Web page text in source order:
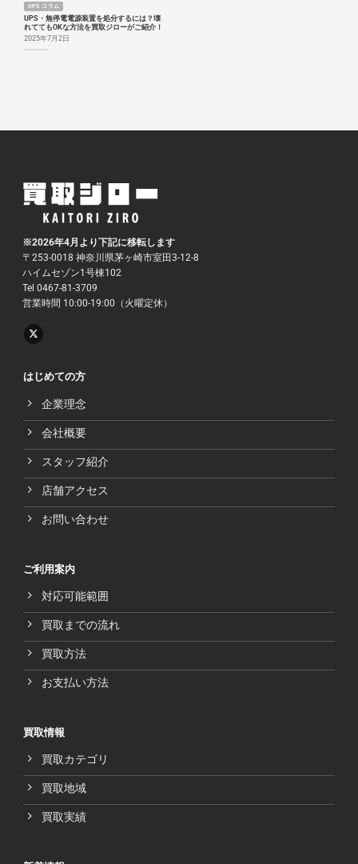
UPS コラム
UPS・無停電電源装置を処分するには？壊
れててもOKな方法を買取ジローがご紹介！
2025年7月2日
※2026年4月より下記に移転します
〒253-0018 神奈川県茅ヶ崎市室田3-12-8
ハイムセゾン1号棟102
Tel 0467-81-3709
営業時間 10:00-19:00（火曜定休）
はじめての方
企業理念
会社概要
スタッフ紹介
店舗アクセス
お問い合わせ
ご利用案内
対応可能範囲
買取までの流れ
買取方法
お支払い方法
買取情報
買取カテゴリ
買取地域
買取実績